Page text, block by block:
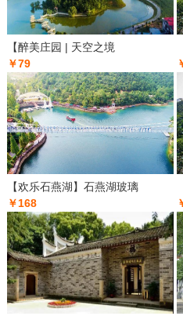
【醉美庄园 | 天空之境
￥79
【欢乐石燕湖】石燕湖玻璃
￥168